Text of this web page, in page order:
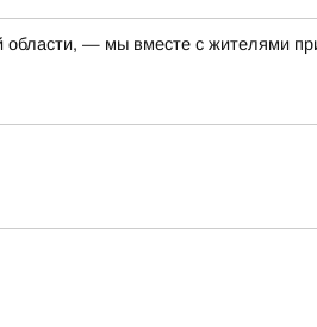
области, — мы вместе с жителями